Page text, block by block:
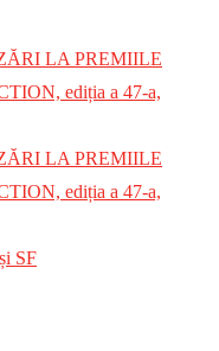
LA PREMIILE
ediția a 47-a,
LA PREMIILE
ediția a 47-a,
SF